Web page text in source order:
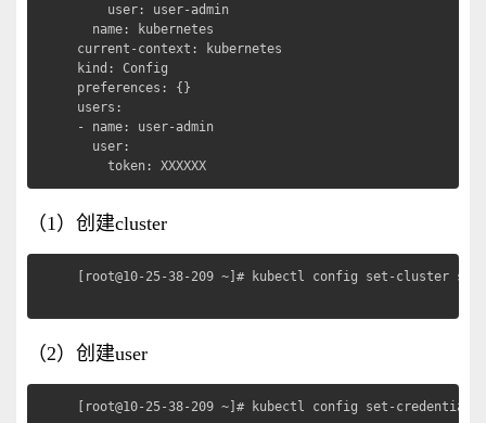
user: user-admin
name: kubernetes
current-context: kubernetes
kind: Config
preferences: {}
users:
- name: user-admin
user:
token: XXXXXX
（1）创建cluster
[root@10-25-38-209 ~]# kubectl config set-cluster
（2）创建user
[root@10-25-38-209 ~]# kubectl config set-credentials